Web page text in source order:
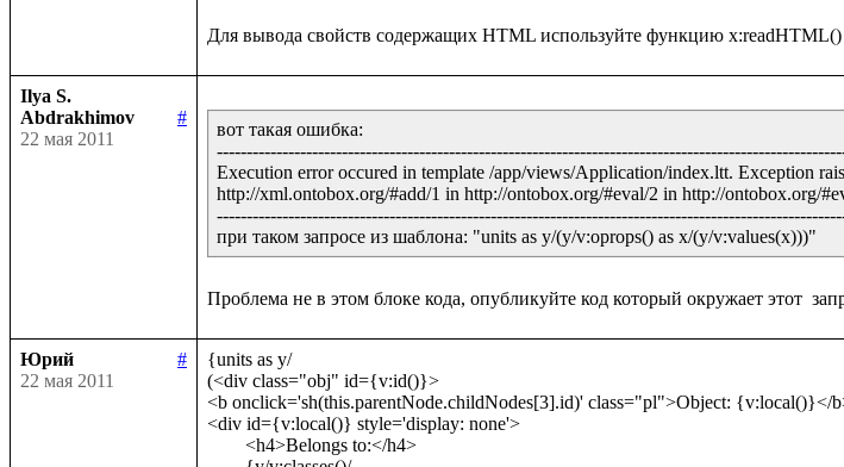
Ilya S.
Abdrakhimov
#
22 мая 2011
вот такая ошибка:
Execution error occured in template /app/views/Application/index.ltt. Exception
http://xml.ontobox.org/#add/1 in http://ontobox.org/#eval/2 in http://ontobox.org/
при таком запросе из шаблона: "units as y/(y/v:oprops() as x/(y/v:values(x)))"
Юрий
#
22 мая 2011
{units as y/
(<div class="obj" id={v:id()}>
<b onclick='sh(this.parentNode.childNodes[3].id)' class="pl">Object: {v:local()}</
<div id={v:local()} style='display: none'>